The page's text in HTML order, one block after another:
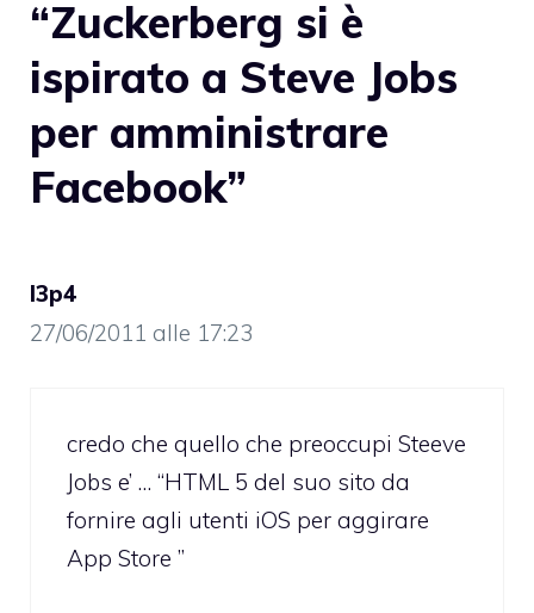
“Zuckerberg si è
ispirato a Steve Jobs
per amministrare
Facebook”
l3p4
27/06/2011 alle 17:23
credo che quello che preoccupi Steeve
Jobs e’ … “HTML 5 del suo sito da
fornire agli utenti iOS per aggirare
App Store ”